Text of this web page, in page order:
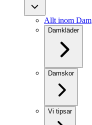
Allt inom Dam
Damkläder
Damskor
Vi tipsar